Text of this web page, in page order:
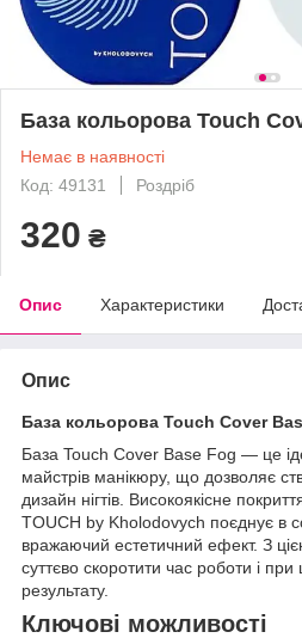
База кольорова Touch
Немає в наявності
Код: 49131
Роздріб
320 ₴
Опис Характеристики
Опис
База кольорова Touch Cover
База Touch Cover Base Fog — це
майстрів манікюру, що дозволяє
дизайн нігтів. Високоякісне
TOUCH by Kholodovych поєднує в
вражаючий естетичний ефект. З
суттєво скоротити час роботи і
результату.
Ключові можливості